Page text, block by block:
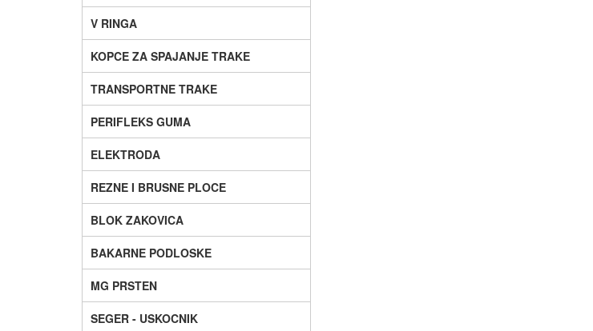
V RINGA
KOPCE ZA SPAJANJE TRAKE
TRANSPORTNE TRAKE
PERIFLEKS GUMA
ELEKTRODA
REZNE I BRUSNE PLOCE
BLOK ZAKOVICA
BAKARNE PODLOSKE
MG PRSTEN
SEGER - USKOCNIK